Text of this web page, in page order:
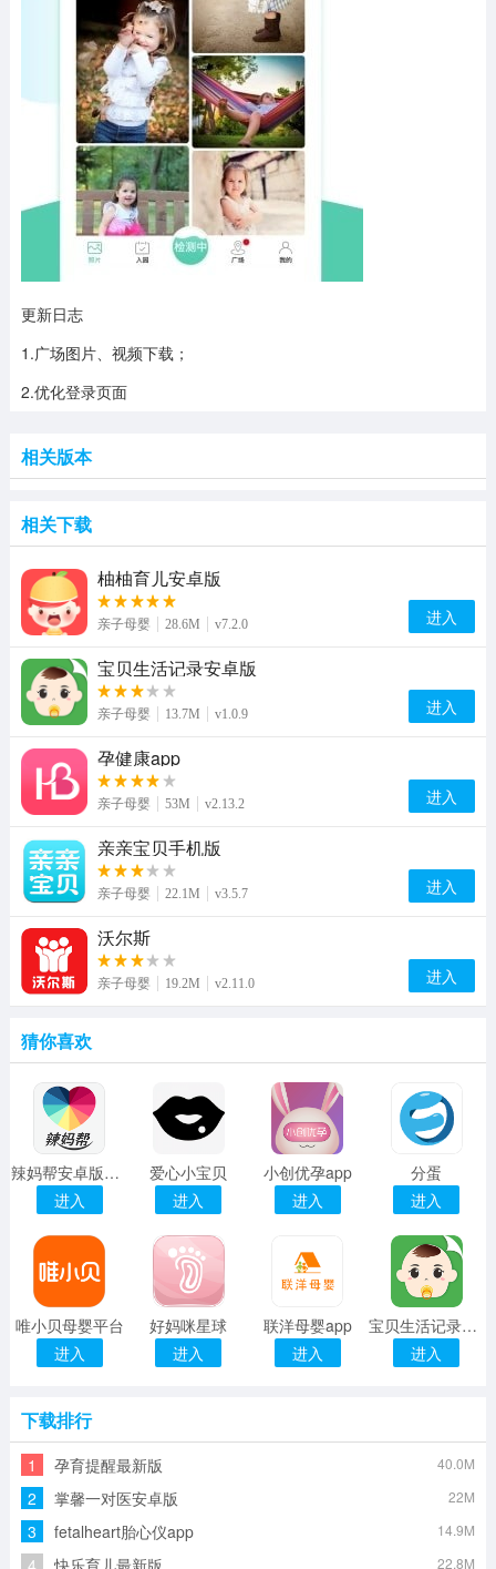
更新日志
1.广场图片、视频下载；
2.优化登录页面
相关版本
相关下载
柚柚育儿安卓版
亲子母婴 28.6M v7.2.0 进入
宝贝生活记录安卓版
亲子母婴 13.7M v1.0.9 进入
孕健康app
亲子母婴 53M v2.13.2 进入
亲亲宝贝手机版
亲子母婴 22.1M v3.5.7 进入
沃尔斯
亲子母婴 19.2M v2.11.0 进入
猜你喜欢
辣妈帮安卓版免费
进入
爱心小宝贝
进入
小创优孕app
进入
分蛋
进入
唯小贝母婴平台
进入
好妈咪星球
进入
联洋母婴app
进入
宝贝生活记录完整版
进入
下载排行
1 孕育提醒最新版 40.0M
2 掌馨一对医安卓版 22M
3 fetalheart胎心仪app 14.9M
4 快乐育儿最新版 22.8M